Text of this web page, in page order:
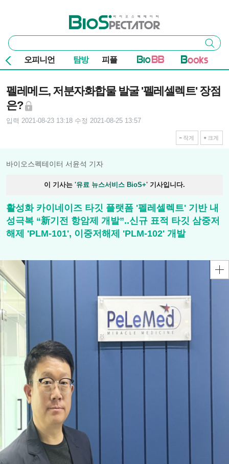
바이오스펙테이터
통
합
검
색
검색
오피니언 탐방 피플
펠레메드, 저분자화합물 발굴 '펠레셀렉트' 장점
은?
입력 2021-08-23 13:18 수정 2021-08-25 13:57
작게 크게
바이오스펙테이터 서윤석 기자
이 기사는 '유료 뉴스서비스 BioS+' 기사입니다.
활성화 카이네이즈 타깃 플랫폼 '펠레셀렉트' 기반 내
성극복 “新기전 항암제 개발”..신규 표적 타깃 삼중저
해제 'PLM-101', 이중저해제 'PLM-102' 개발